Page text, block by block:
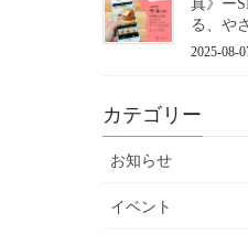
真》ー
る、や
2025-08-
カテゴリー
お知らせ
イベント